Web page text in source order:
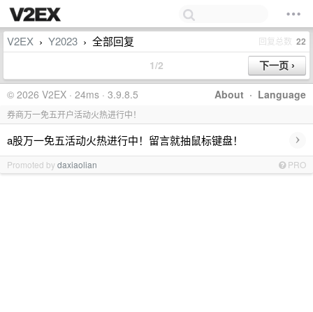
V2EX › Y2023 › 全部回复 回复总数 22
1/2
About · Language
© 2026 V2EX · 24ms · 3.9.8.5
券商万一免五开户活动火热进行中！
a股万一免五活动火热进行中！留言就抽鼠标键盘！ ›
Promoted bydaxiaolian PRO